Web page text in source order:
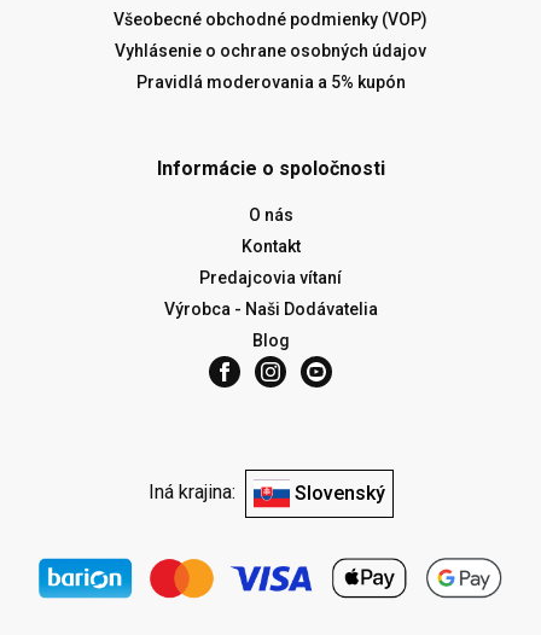
Všeobecné obchodné podmienky (VOP)
Vyhlásenie o ochrane osobných údajov
Pravidlá moderovania a 5% kupón
Informácie o spoločnosti
O nás
Kontakt
Predajcovia vítaní
Výrobca - Naši Dodávatelia
Blog
Iná krajina: Slovenský